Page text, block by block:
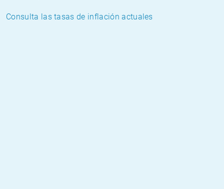
Consulta las tasas de inflación actuales